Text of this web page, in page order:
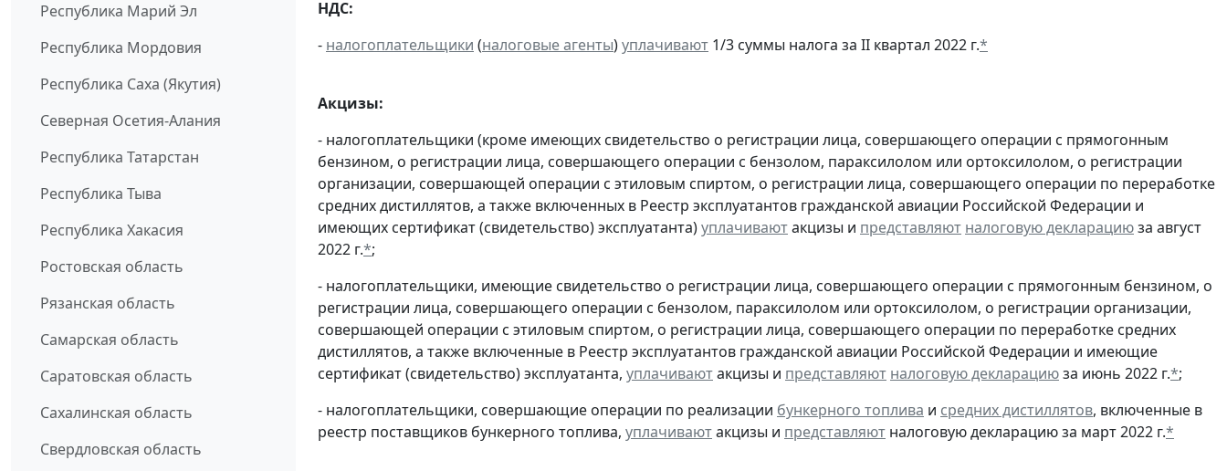
Республика Марий Эл
Республика Мордовия
Республика Саха (Якутия)
Северная Осетия-Алания
Республика Татарстан
Республика Тыва
Республика Хакасия
Ростовская область
Рязанская область
Самарская область
Саратовская область
Сахалинская область
Свердловская область
НДС:
- налогоплательщики (налоговые агенты)уплачивают 1/3 суммы налога за II квартал 2022 г.*
Акцизы:
- налогоплательщики (кроме имеющих свидетельство о регистрации лица, совершающего операции с прямогонным
бензином, о регистрации лица, совершающего операции с бензолом, параксилолом или ортоксилолом, о регистрации
организации, совершающей операции с этиловым спиртом, о регистрации лица, совершающего операции по переработке
средних дистиллятов, а также включенных в Реестр эксплуатантов гражданской авиации Российской Федерации и
имеющих сертификат (свидетельство) эксплуатанта)уплачиваютакцизы и представляют налоговую декларациюза август
2022 г.*;
- налогоплательщики, имеющие свидетельство о регистрации лица, совершающего операции с прямогонным бензином, о
регистрации лица, совершающего операции с бензолом, параксилолом или ортоксилолом, о регистрации организации,
совершающей операции с этиловым спиртом, о регистрации лица, совершающего операции по переработке средних
дистиллятов, а также включенные в Реестр эксплуатантов гражданской авиации Российской Федерации и имеющие
сертификат (свидетельство) эксплуатанта, уплачиваютакцизы и представляют налоговую декларациюза июнь 2022 г.*;
- налогоплательщики, совершающие операции по реализации бункерного топлива и средних дистиллятов, включенные в
реестр поставщиков бункерного топлива, уплачиваютакцизы и представляют налоговую декларацию за март 2022 г.*